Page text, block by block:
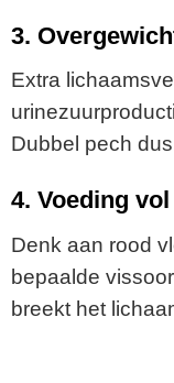
3.
Extra
Dubbel pech
4. Voeding
Denk aan rood
bepaalde
breekt het